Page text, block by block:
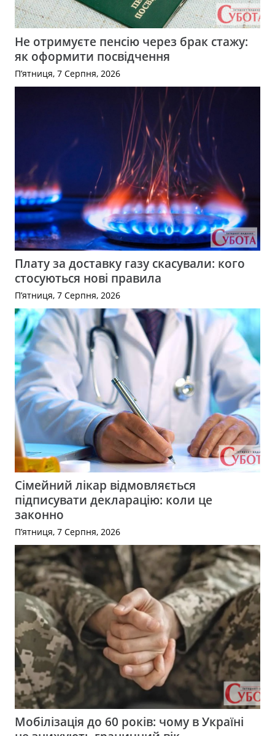
Не отримуєте пенсію через брак стажу:
як оформити посвідчення
П’ятниця, 7 Серпня, 2026
Плату за доставку газу скасували: кого
стосуються нові правила
П’ятниця, 7 Серпня, 2026
Сімейний лікар відмовляється
підписувати декларацію: коли це
законно
П’ятниця, 7 Серпня, 2026
Мобілізація до 60 років: чому в Україні